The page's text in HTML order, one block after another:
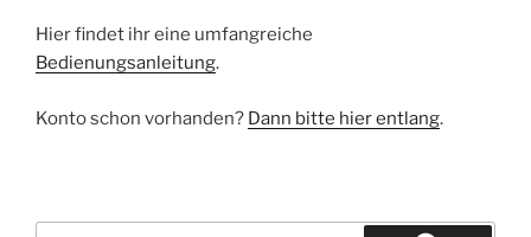
Hier findet ihr eine umfangreiche
Bedienungsanleitung.
Konto schon vorhanden? Dann bitte hier entlang.